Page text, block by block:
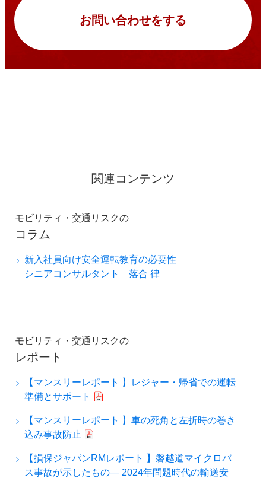
お問い合わせをする
関連コンテンツ
モビリティ・交通リスクの
コラム
新入社員向け安全運転教育の必要性
シニアコンサルタント 落合 律
モビリティ・交通リスクの
レポート
【マンスリーレポート 】レジャー・帰省での運転
準備とサポート
【マンスリーレポート 】車の死角と左折時の巻き
込み事故防止
【損保ジャパンRMレポート 】磐越道マイクロバ
ス事故が示したもの― 2024年問題時代の輸送安